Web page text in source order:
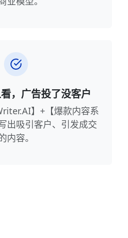
，广告投了没客户
】+【爆款内容系
出吸引客户、引发成交
内容。